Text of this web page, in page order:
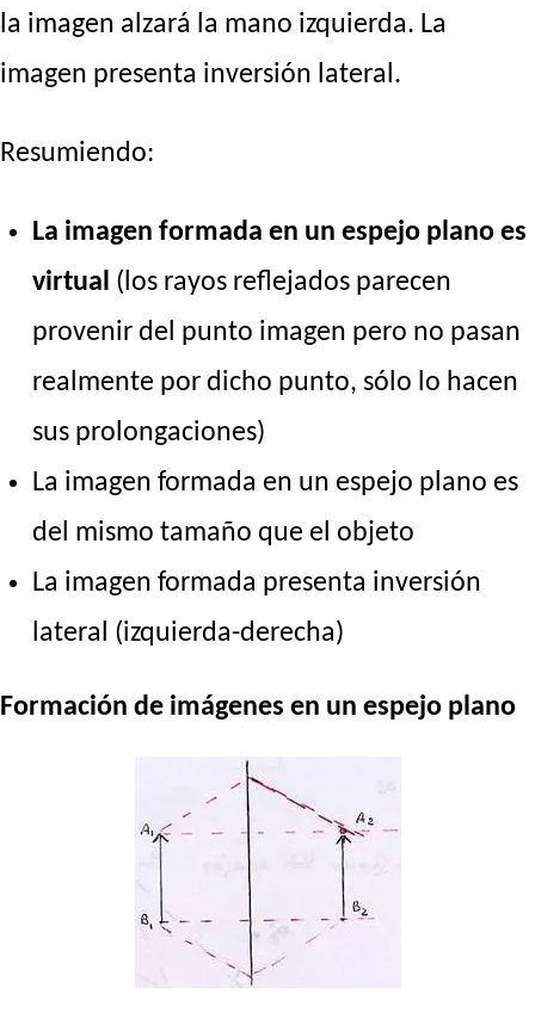
la imagen alzará la mano izquierda. La
imagen presenta inversión lateral.
Resumiendo:
La imagen formada en un espejo plano es
virtual (los rayos reflejados parecen
provenir del punto imagen pero no pasan
realmente por dicho punto, sólo lo hacen
sus prolongaciones)
La imagen formada en un espejo plano es
del mismo tamaño que el objeto
La imagen formada presenta inversión
lateral (izquierda-derecha)
Formación de imágenes en un espejo plano